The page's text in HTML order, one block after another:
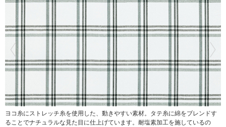
ヨコ糸にストレッチ糸を使用した、動きやすい素材。 タテ糸に綿をブレンドす
ることでナチュラルな見た目に仕上げています。 耐塩素加工を施しているの